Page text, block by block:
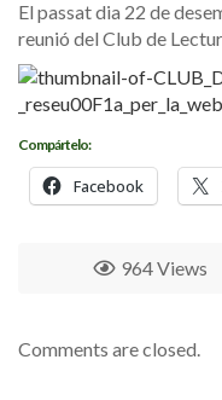
El passat dia 22 de
reunió del Club de
Compártelo:
Facebook
964 Views
Comments are closed.